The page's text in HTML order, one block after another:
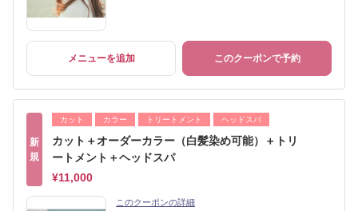
メニューを追加 このクーポンで予約
新
規
カット カラー トリートメント ヘッドスパ
カット＋オーダーカラー（白髪染め可能）＋トリ
ートメント＋ヘッドスパ
¥11,000
このクーポンの詳細